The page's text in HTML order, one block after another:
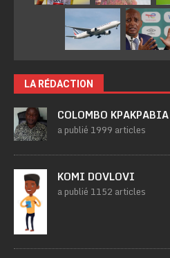
LA RÉDACTION
COLOMBO KPAKPABIA
a publié 1999 articles
KOMI DOVLOVI
a publié 1152 articles